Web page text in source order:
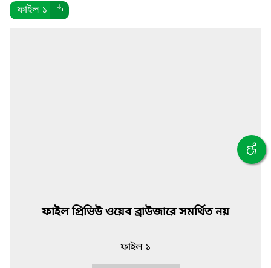
ফাইল ১
ফাইল প্রিভিউ ওয়েব ব্রাউজারে সমর্থিত নয়
ফাইল ১